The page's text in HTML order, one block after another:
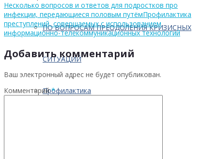
ПО ВОПРОСАМ ПРЕОДОЛЕНИЯ КРИЗИСНЫХ
СИТУАЦИЙ
Профилактика
Несколько вопросов и ответов для подростков про
инфекции, передающиеся половым путёмПрофилактика
преступлений, совершаемых с использованием
информационно-телекоммуникационных технологий
Добавить комментарий
Ваш электронный адрес не будет опубликован.
Комментарий*